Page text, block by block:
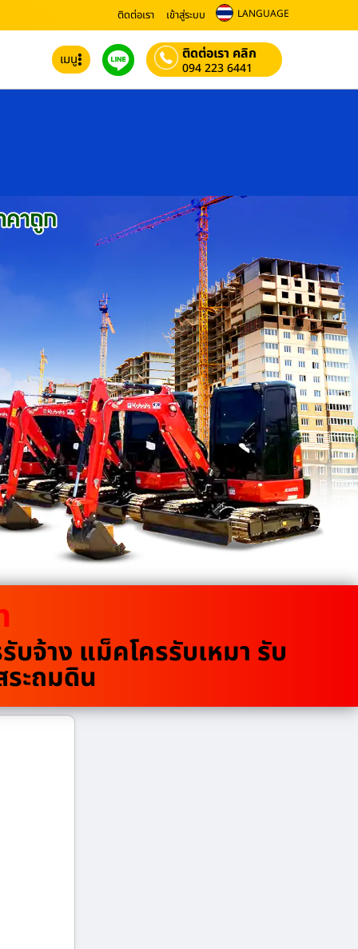
ติดต่อเรา เข้าสู่ระบบ LANGUAGE
เมนู ติดต่อเรา คลิก
094 223 6441
บจ้าง แม็คโครรับเหมา รับ
ะถมดิน